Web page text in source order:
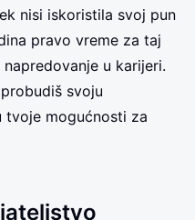
nisi iskoristila svoj pun
pravo vreme za taj
u karijeri.
svoju
tvoje mogućnosti za